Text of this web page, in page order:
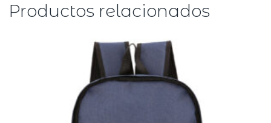
Productos relacionados